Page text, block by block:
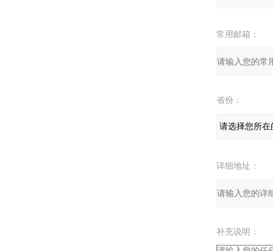
常用邮箱：
省份：
详细地址：
补充说明：